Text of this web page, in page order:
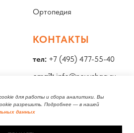
для работы и сбора аналитики. Вы
разрешить. Подробнее — в нашей
данных
Ортопедия
КОНТАКТЫ
тел: +7 (495) 477-55-40
email: info@novyshag.ru
адрес:
Москва, улица
Бахрушина, 15, стр. 2